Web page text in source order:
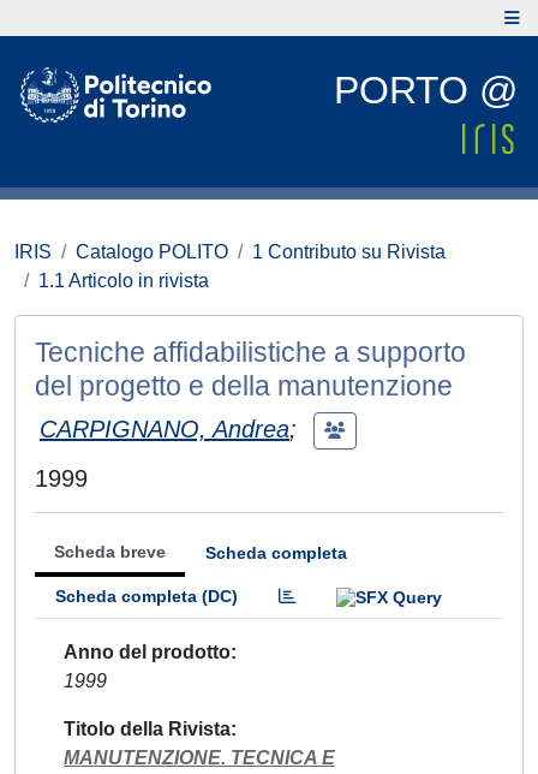
PORTO @
IRIS Catalogo POLITO
1 Contributo su Rivista
1.1 Articolo in rivista
Tecniche affidabilistiche a supporto
del progetto e della manutenzione
CARPIGNANO, Andrea;
1999
Scheda breve Scheda completa
Scheda completa (DC)
Anno del prodotto
1999
Titolo della Rivista
MANUTENZIONE. TECNICA E